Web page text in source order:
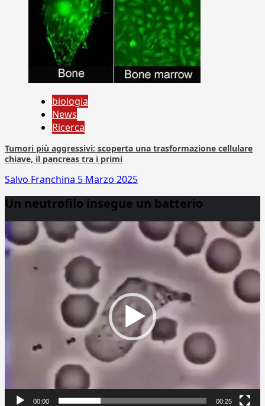
biologia
News
Ricerca
Tumori più aggressivi: scoperta una trasformazione cellulare
chiave, il pancreas tra i primi
Salvo Franchina 5 Marzo 2025
Un neutrofilo insegue un batterio
Player
00:00 00:25